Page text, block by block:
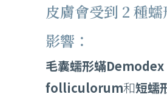
皮膚會受到 2 種
影響：
毛囊蠕形蟎Demodex
folliculorum和短蠕